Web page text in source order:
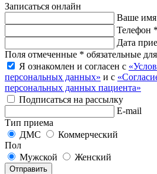
Записаться онлайн
Ваше
Телефон *
Дата
Поля отмеченные * обязательные
Я ознакомлен и согласен с
персональных данных» и с
персональных данных пациента»
Подписаться на рассылку
E-mail
Тип приема
ДМС
Коммерческий
Пол
Мужской
Женский
Отправить